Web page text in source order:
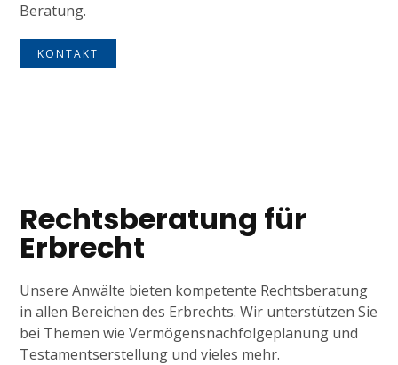
Beratung.
KONTAKT
Rechtsberatung für
Erbrecht
Unsere Anwälte bieten kompetente Rechtsberatung
in allen Bereichen des Erbrechts. Wir unterstützen Sie
bei Themen wie Vermögensnachfolgeplanung und
Testamentserstellung und vieles mehr.